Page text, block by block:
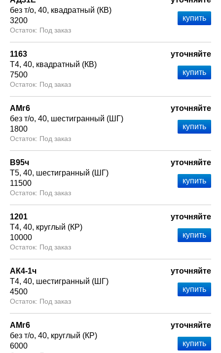
без т/о 40 квадратный (КВ)
3200
Под заказ
1163
Т4 40 квадратный (КВ)
7500
Под заказ
уточняйте
АМг6
без т/о 40 шестигранный (ШГ)
1800
Под заказ
уточняйте
В95ч
Т5 40 шестигранный (ШГ)
11500
Под заказ
уточняйте
1201
Т4 40 круглый (КР)
10000
Под заказ
уточняйте
АК4-1ч
Т4 40 шестигранный (ШГ)
4500
Под заказ
уточняйте
АМг6
без т/о 40 круглый (КР)
6000
уточняйте